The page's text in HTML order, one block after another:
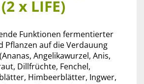
x LIFE)
Funktionen fermentierter
Pflanzen auf die Verdauung
Angelikawurzel, Anis,
Dillfrüchte, Fenchel,
Himbeerblätter, Ingwer,